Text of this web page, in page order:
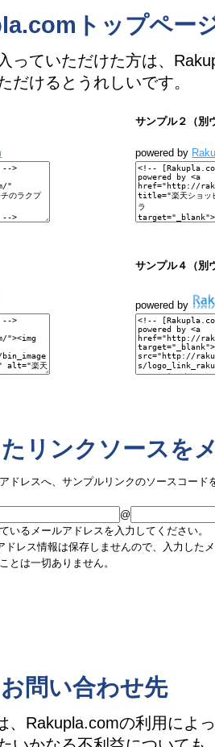
トップペー
っていただけた方は、
だけるとうれしいです。
サンプル２（別
powered by
サンプル４（別
powered by
たリンクソースを
ドレスへ、サンプルリンクのソースコード
@
いるメールアドレスを入力してください。
レス情報は保存しませんので、入力した
とは一切ありません。
問い合わせ先
、Rakupla.comの利用によ